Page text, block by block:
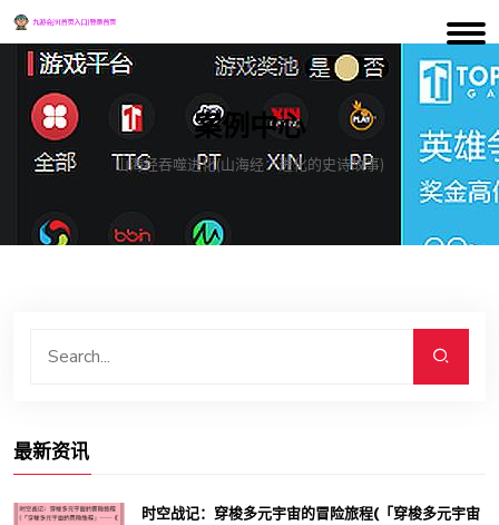
案例中心
山海经吞噬进化(山海经：进化的史诗故事)
最新资讯
时空战记：穿梭多元宇宙的冒险旅程(「穿梭多元宇宙